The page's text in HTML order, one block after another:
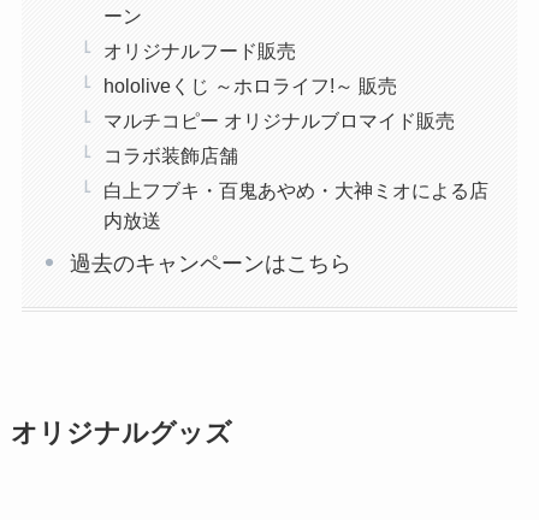
ーン
オリジナルフード販売
hololiveくじ ～ホロライフ!～ 販売
マルチコピー オリジナルブロマイド販売
コラボ装飾店舗
白上フブキ・百鬼あやめ・大神ミオによる店
内放送
過去のキャンペーンはこちら
オリジナルグッズ